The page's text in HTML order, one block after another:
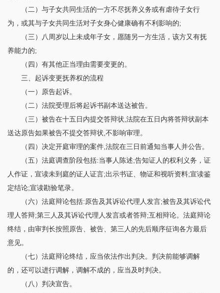
（二）与子女共同生活的一方不尽抚养义务或有虐待子女行
为，或其与子女共同生活对子女身心健康确有不利影响的;
（三）八周岁以上未成年子女，愿随另一方生活，该方又有抚
养能力的;
（四）有其他正当理由需要变更的。
三、起诉变更抚养权的流程
（一）原告起诉。
（二）法院受理后将起诉书副本送达被告。
（三）被告在十五日内提交答辩状,法院在五日内将答辩状副本
送达原告如果被告不提交答辩状,不影响审理。
（四）决定开庭审理的案件,法院在三日前通知当事人并公告。
（五）法庭调查阶段包括:当事人陈述;告知证人的权利义务，证
人作证，宣读未到庭的证人证言;出示书证、物证和视听资料;宣读鉴
定结论;宣读勘验笔录。
（六）法庭辩论包括:原告及其诉讼代理人发言;被告及其诉讼代
理人答辩;第三人及其诉讼代理人发言或者答辩;互相辩论。法庭辩论
终结，由审判长按照原告、被告、第三人的先后顺序征询各方最后
意见。
（七）法庭辩论终结，应当依法作出判决。判决前能够调解
的，还可以进行调解，调解不成的，应当及时判决。
（八）判决宣告。